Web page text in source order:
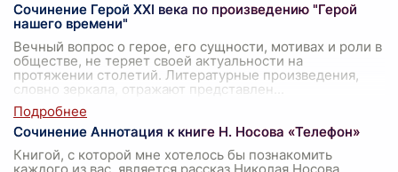
Сочинение Герой XXI века по произведению "Герой
нашего времени"
Вечный вопрос о герое, его сущности, мотивах и роли в
обществе, не теряет своей актуальности на
протяжении столетий. Литературные произведения,
словно зеркала, отражают представлен
Сочинение Аннотация к книге Н. Носова «Телефон»
Книгой, с которой мне хотелось бы познакомить